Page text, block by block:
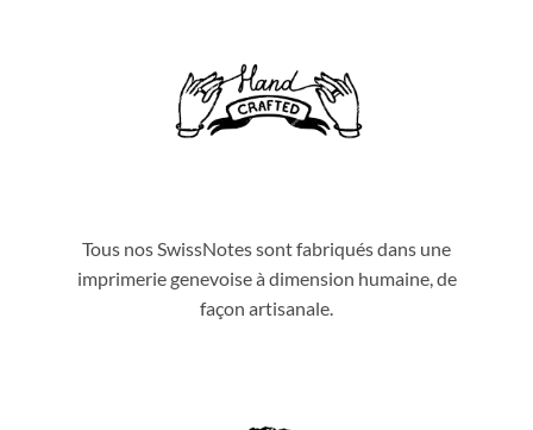
Tous nos SwissNotes sont fabriqués dans une
imprimerie genevoise à dimension humaine, de
façon artisanale.